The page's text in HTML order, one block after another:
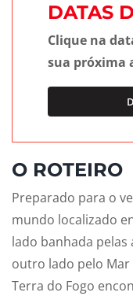
DATAS
Clique na
sua próxima
O ROTEIRO
Preparado para o
mundo localizado
lado banhada pelas
outro lado pelo Mar
Terra do Fogo